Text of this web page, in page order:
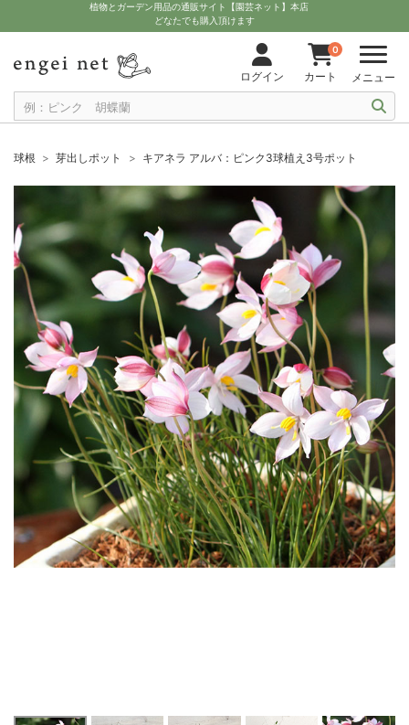
植物とガーデン用品の通販サイト【園芸ネット】本店
どなたでも購入頂けます
ログイン
0
カート メニュー
球根 芽出しポット キアネラ アルバ：ピンク3球植え3号ポット